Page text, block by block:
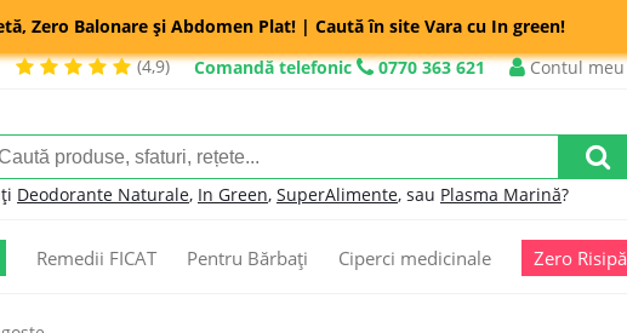
Zero Balonare și Abdomen Plat! | Caută în site Vara cu In green!
(4,9)
Comandă telefonic 0770 363 621 Contul meu
Deodorante Naturale, In Green, SuperAlimente, sau Plasma Marină?
Remedii FICAT Pentru Bărbați Ciperci medicinale Zero Risipă